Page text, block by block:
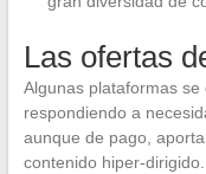
Las ofertas
Algunas plataformas se
respondiendo a
aunque de pago,
contenido hiper-dirigido.